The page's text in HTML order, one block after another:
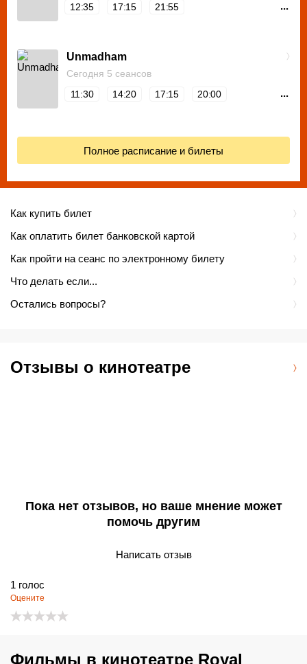
Как купить билет
Как оплатить билет банковской картой
Как пройти на сеанс по электронному билету
Что делать если...
Остались вопросы?
12:35
17:15 21:55 ...
Unmadham
Сегодня 5 сеансов
11:30
14:20 17:15 20:00 ...
Полное расписание и билеты
Отзывы о кинотеатре
Пока нет отзывов, но ваше мнение может
помочь другим
Написать отзыв
1 голос
Оцените
Фильмы в кинотеатре Royal